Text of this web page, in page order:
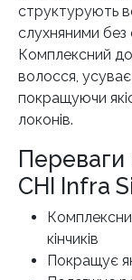
структурують
слухняними без
Комплексний
волосся, усуває
покращуючи
локонів.
Переваги
CHI Infra
кінчиків
Покращує